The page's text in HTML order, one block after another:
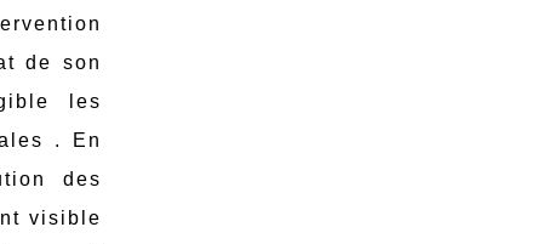
de son
les
. En
des
visible